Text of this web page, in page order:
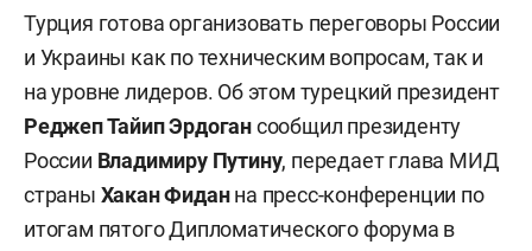
Турция готова организовать переговоры России
и Украины как по техническим вопросам, так и
на уровне лидеров. Об этом турецкий президент
Реджеп Тайип Эрдогансообщил президенту
России Владимиру Путину, передает глава МИД
страны Хакан Фиданна пресс-конференции по
итогам пятого Дипломатического форума в